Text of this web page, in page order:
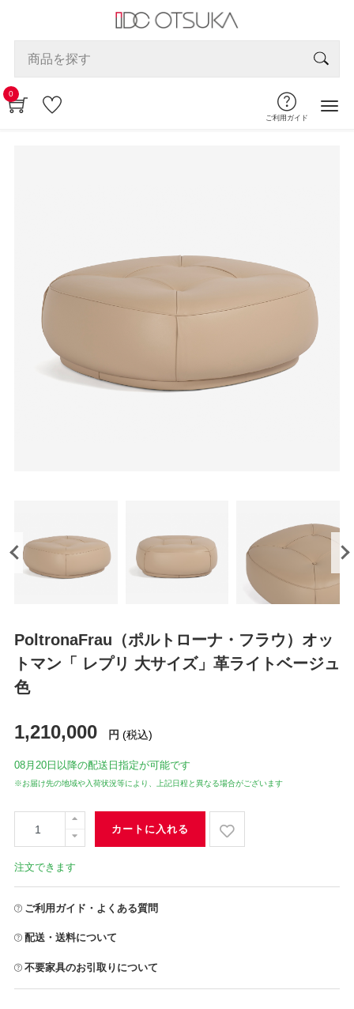
0
ご利用ガイド
PoltronaFrau（ポルトローナ・フラウ）オッ
トマン「 レプリ 大サイズ」革ライトベージュ
色
1,210,000 円 (税込)
08月20日 以降の配送日指定が可能です
※お届け先の地域や入荷状況等により、上記日程と異なる場合がございます
カートに入れる
注文できます
ご利用ガイド・よくある質問
配送・送料について
不要家具のお引取りについて